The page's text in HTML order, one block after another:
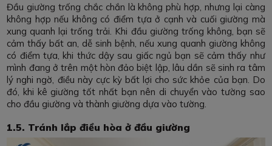
Đầu giường trống chắc chắn là không phù hợp, nhưng lại càng
không hợp nếu không có điểm tựa ở cạnh và cuối giường mà
xung quanh lại trống trải. Khi đầu giường trống không, bạn sẽ
cảm thấy bất an, dễ sinh bệnh, nếu xung quanh giường không
có điểm tựa, khi thức dậy sau giấc ngủ bạn sẽ cảm thấy như
mình đang ở trên một hòn đảo biệt lập, lâu dần sẽ sinh ra tâm
lý nghi ngờ, điều này cực kỳ bất lợi cho sức khỏe của bạn. Do
đó, khi kê giường tốt nhất bạn nên di chuyển vào tường sao
cho đầu giường và thành giường dựa vào tường.
1.5. Tránh lắp điều hòa ở đầu giường